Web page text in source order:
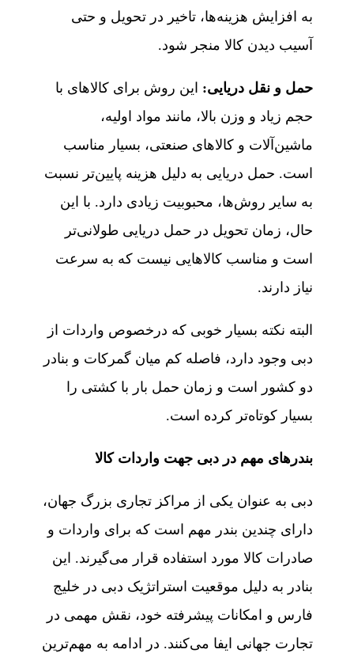
به افزایش هزینه‌ها، تاخیر در تحویل و حتی
آسیب دیدن کالا منجر شود.
حمل و نقل دریایی: این روش برای کالاهای با
حجم زیاد و وزن بالا، مانند مواد اولیه،
ماشین‌آلات و کالاهای صنعتی، بسیار مناسب
است. حمل دریایی به دلیل هزینه پایین‌تر نسبت
به سایر روش‌ها، محبوبیت زیادی دارد. با این
حال، زمان تحویل در حمل دریایی طولانی‌تر
است و مناسب کالاهایی نیست که به سرعت
نیاز دارند.
البته نکته بسیار خوبی که درخصوص واردات از
دبی وجود دارد، فاصله کم میان گمرکات و بنادر
دو کشور است و زمان حمل بار با کشتی را
بسیار کوتاه‌تر کرده است.
بندرهای مهم در دبی جهت واردات کالا
دبی به عنوان یکی از مراکز تجاری بزرگ جهان،
دارای چندین بندر مهم است که برای واردات و
صادرات کالا مورد استفاده قرار می‌گیرند. این
بنادر به دلیل موقعیت استراتژیک دبی در خلیج
فارس و امکانات پیشرفته خود، نقش مهمی در
تجارت جهانی ایفا می‌کنند. در ادامه به مهم‌ترین